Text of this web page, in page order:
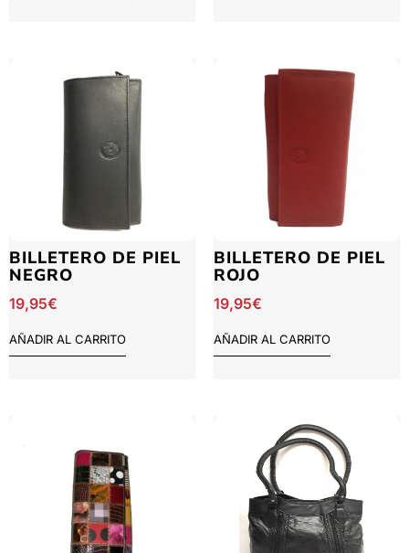
BILLETERO DE PIEL
NEGRO
19,95€
AÑADIR AL CARRITO
BILLETERO DE PIEL
ROJO
19,95€
AÑADIR AL CARRITO